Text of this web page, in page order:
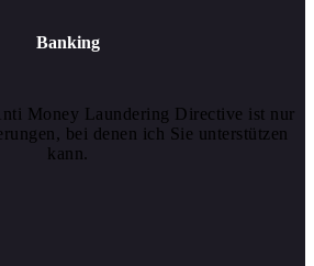
Banking
Money Laundering Directive ist nur
bei denen ich Sie unterstützen
kann.